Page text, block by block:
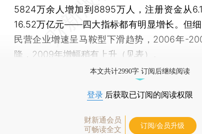
5824万余人增加到8895万人，注册资金从
16.52万亿元——四大指标都有明显增长。但
民营企业增速呈马鞍型下滑趋势，2006年-
降，2009年增幅稍有上升（见表）。
本文共计2990字 订阅后继续阅读
登录 后获取已订阅的阅读权限
财新通会员
可畅读全文
订阅/会员升级